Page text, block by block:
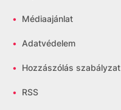
• Médiaajánlat
• Adatvédelem
• Hozzászólás szabályzat
• RSS